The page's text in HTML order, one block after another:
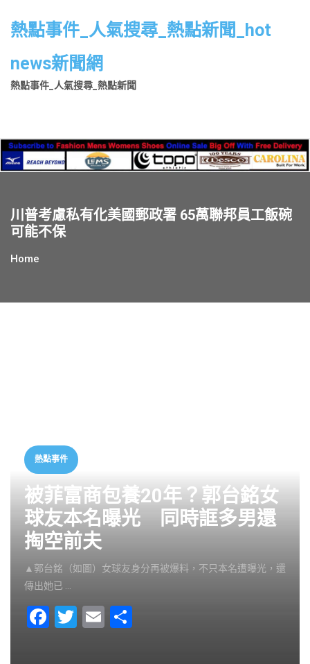
熱點事件_人氣搜尋_熱點新聞_hot
news新聞網
熱點事件_人氣搜尋_熱點新聞
川普考慮私有化美國郵政署 65萬聯邦員工飯碗
可能不保
Home
熱點事件
被菲富商包養20年？郭台銘女
球友本名曝光 同時誆多男還
掏空前夫
▲郭台銘（如圖）女球友身分再被爆料，不只本名遭曝光，還
傳出她已 …
F
T
E